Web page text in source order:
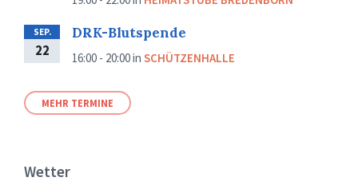
SEP.
22
DRK-Blutspende
16:00 - 20:00in SCHÜTZENHALLE
MEHR TERMINE
Wetter